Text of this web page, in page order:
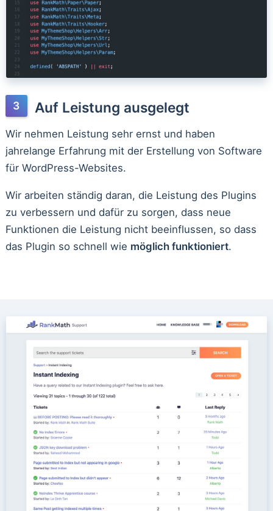
Auf Leistung ausgelegt
Wir nehmen Leistung sehr ernst und haben
jahrelange Erfahrung mit der Erstellung von Software
für WordPress-Websites.
Wir arbeiten ständig daran, die Leistung des Plugins
zu verbessern und dafür zu sorgen, dass neue
Funktionen die Leistung nicht beeinflussen, so dass
das Plugin so schnell wie möglich funktioniert.